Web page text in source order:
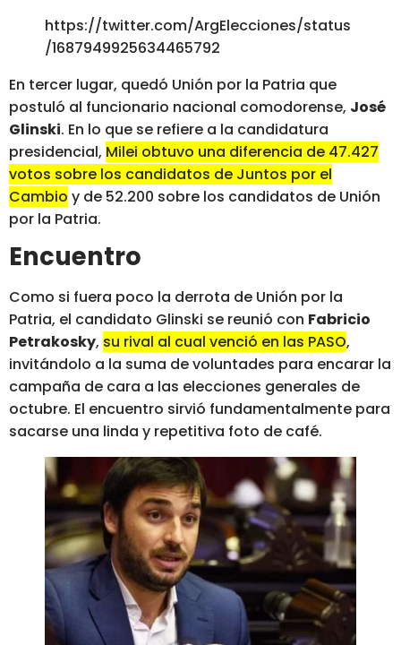
https://twitter.com/ArgElecciones/status
/1687949925634465792
En tercer lugar, quedó Unión por la Patria que
postuló al funcionario nacional comodorense, José
Glinski. En lo que se refiere a la candidatura
presidencial, Milei obtuvo una diferencia de 47.427
votos sobre los candidatos de Juntos por el
Cambio y de 52.200 sobre los candidatos de Unión
por la Patria.
Encuentro
Como si fuera poco la derrota de Unión por la
Patria, el candidato Glinski se reunió con Fabricio
Petrakosky, su rival al cual venció en las PASO,
invitándolo a la suma de voluntades para encarar la
campaña de cara a las elecciones generales de
octubre. El encuentro sirvió fundamentalmente para
sacarse una linda y repetitiva foto de café.